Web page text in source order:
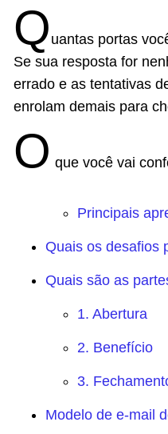
Q uantas portas
Se sua resposta for
errado e as tentativas
enrolam demais para
O que você vai
Principais
Quais os desafios
Quais são as
1. Abertura
2. Benefício
3.
Modelo de e-mail